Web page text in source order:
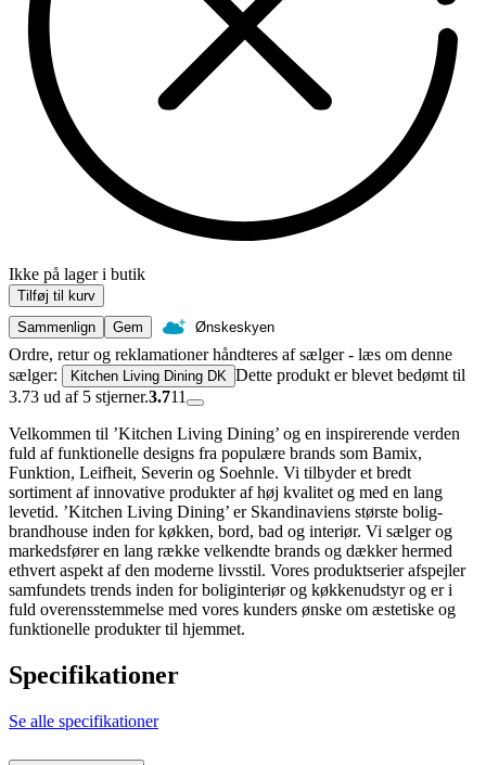
Ikke på lager i butik
Tilføj til kurv
Sammenlign
Gem Ønskeskyen
Ordre, retur og reklamationer håndteres af sælger - læs om denne
sælger:
Kitchen Living Dining DK Dette produkt er blevet bedømt til
3.73 ud af 5 stjerner.3.711
Velkommen til ’Kitchen Living Dining’ og en inspirerende verden
fuld af funktionelle designs fra populære brands som Bamix,
Funktion, Leifheit, Severin og Soehnle. Vi tilbyder et bredt
sortiment af innovative produkter af høj kvalitet og med en lang
levetid. ’Kitchen Living Dining’ er Skandinaviens største bolig-
brandhouse inden for køkken, bord, bad og interiør. Vi sælger og
markedsfører en lang række velkendte brands og dækker hermed
ethvert aspekt af den moderne livsstil. Vores produktserier afspejler
samfundets trends inden for boliginteriør og køkkenudstyr og er i
fuld overensstemmelse med vores kunders ønske om æstetiske og
funktionelle produkter til hjemmet.
Specifikationer
Se alle specifikationer